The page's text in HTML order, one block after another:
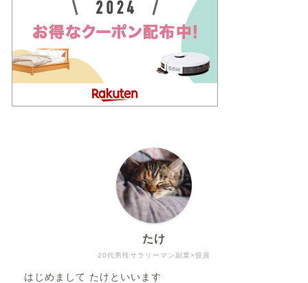
20代男性サラリーマン副業×投資
たけ
はじめまして たけといいます